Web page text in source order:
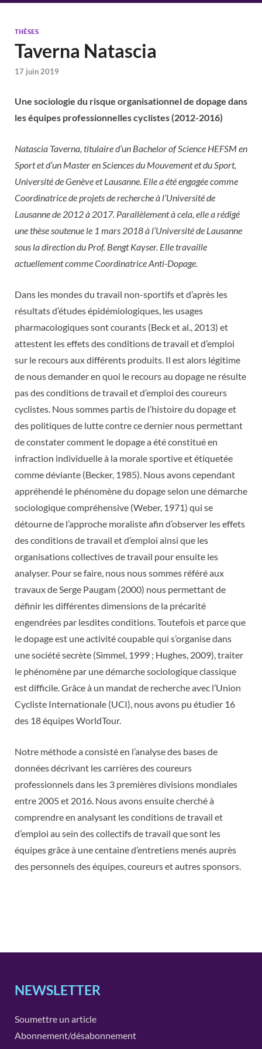
THÈSES
Taverna Natascia
17 juin 2019
Une sociologie du risque organisationnel de dopage dans
les équipes professionnelles cyclistes (2012-2016)
Natascia Taverna, titulaire d’un Bachelor of Science HEFSM en
Sport et d’un Master en Sciences du Mouvement et du Sport,
Université de Genève et Lausanne. Elle a été engagée comme
Coordinatrice de projets de recherche à l’Université de
Lausanne de 2012 à 2017. Parallèlement à cela, elle a rédigé
une thèse soutenue le 1 mars 2018 à l’Université de Lausanne
sous la direction du Prof. Bengt Kayser. Elle travaille
actuellement comme Coordinatrice Anti-Dopage.
Dans les mondes du travail non-sportifs et d’après les
résultats d’études épidémiologiques, les usages
pharmacologiques sont courants (Beck et al., 2013) et
attestent les effets des conditions de travail et d’emploi
sur le recours aux différents produits. Il est alors légitime
de nous demander en quoi le recours au dopage ne résulte
pas des conditions de travail et d’emploi des coureurs
cyclistes. Nous sommes partis de l’histoire du dopage et
des politiques de lutte contre ce dernier nous permettant
de constater comment le dopage a été constitué en
infraction individuelle à la morale sportive et étiquetée
comme déviante (Becker, 1985). Nous avons cependant
appréhendé le phénomène du dopage selon une démarche
sociologique compréhensive (Weber, 1971) qui se
détourne de l’approche moraliste afin d’observer les effets
des conditions de travail et d’emploi ainsi que les
organisations collectives de travail pour ensuite les
analyser. Pour se faire, nous nous sommes référé aux
travaux de Serge Paugam (2000) nous permettant de
définir les différentes dimensions de la précarité
engendrées par lesdites conditions. Toutefois et parce que
le dopage est une activité coupable qui s’organise dans
une société secrète (Simmel, 1999 ; Hughes, 2009), traiter
le phénomène par une démarche sociologique classique
est difficile. Grâce à un mandat de recherche avec l’Union
Cycliste Internationale (UCI), nous avons pu étudier 16
des 18 équipes WorldTour.
Notre méthode a consisté en l’analyse des bases de
données décrivant les carrières des coureurs
professionnels dans les 3 premières divisions mondiales
entre 2005 et 2016. Nous avons ensuite cherché à
comprendre en analysant les conditions de travail et
d’emploi au sein des collectifs de travail que sont les
équipes grâce à une centaine d’entretiens menés auprès
des personnels des équipes, coureurs et autres sponsors.
NEWSLETTER
Soumettre un article
Abonnement/désabonnement